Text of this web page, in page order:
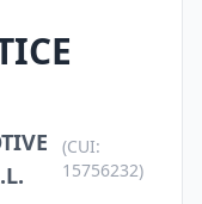
(CUI:
15756232)